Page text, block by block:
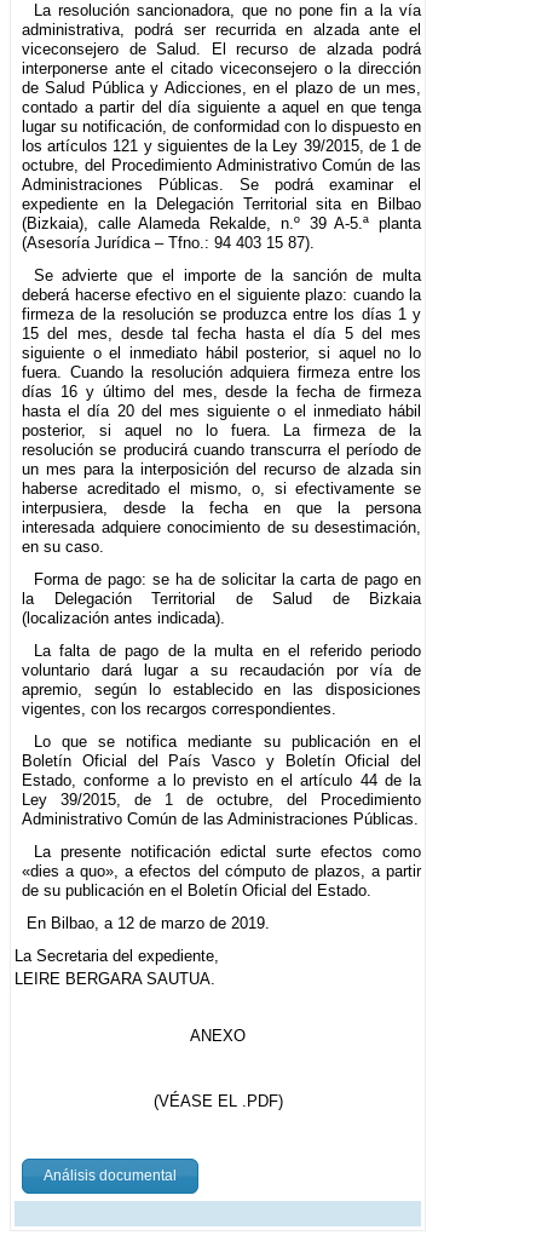
La resolución sancionadora, que no pone fin a la vía
administrativa, podrá ser recurrida en alzada ante el
viceconsejero de Salud. El recurso de alzada podrá
interponerse ante el citado viceconsejero o la dirección
de Salud Pública y Adicciones, en el plazo de un mes,
contado a partir del día siguiente a aquel en que tenga
lugar su notificación, de conformidad con lo dispuesto en
los artículos 121 y siguientes de la Ley 39/2015, de 1 de
octubre, del Procedimiento Administrativo Común de las
Administraciones Públicas. Se podrá examinar el
expediente en la Delegación Territorial sita en Bilbao
(Bizkaia), calle Alameda Rekalde, n.º 39 A-5.ª planta
(Asesoría Jurídica – Tfno.: 94 403 15 87).
Se advierte que el importe de la sanción de multa
deberá hacerse efectivo en el siguiente plazo: cuando la
firmeza de la resolución se produzca entre los días 1 y
15 del mes, desde tal fecha hasta el día 5 del mes
siguiente o el inmediato hábil posterior, si aquel no lo
fuera. Cuando la resolución adquiera firmeza entre los
días 16 y último del mes, desde la fecha de firmeza
hasta el día 20 del mes siguiente o el inmediato hábil
posterior, si aquel no lo fuera. La firmeza de la
resolución se producirá cuando transcurra el período de
un mes para la interposición del recurso de alzada sin
haberse acreditado el mismo, o, si efectivamente se
interpusiera, desde la fecha en que la persona
interesada adquiere conocimiento de su desestimación,
en su caso.
Forma de pago: se ha de solicitar la carta de pago en
la Delegación Territorial de Salud de Bizkaia
(localización antes indicada).
La falta de pago de la multa en el referido periodo
voluntario dará lugar a su recaudación por vía de
apremio, según lo establecido en las disposiciones
vigentes, con los recargos correspondientes.
Lo que se notifica mediante su publicación en el
Boletín Oficial del País Vasco y Boletín Oficial del
Estado, conforme a lo previsto en el artículo 44 de la
Ley 39/2015, de 1 de octubre, del Procedimiento
Administrativo Común de las Administraciones Públicas.
La presente notificación edictal surte efectos como
«dies a quo», a efectos del cómputo de plazos, a partir
de su publicación en el Boletín Oficial del Estado.
En Bilbao, a 12 de marzo de 2019.
La Secretaria del expediente,
LEIRE BERGARA SAUTUA.
ANEXO
(VÉASE EL .PDF)
Análisis documental